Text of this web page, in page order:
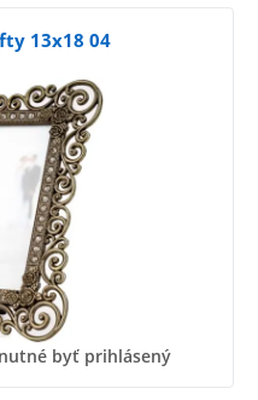
13x18 04
byť prihlásený